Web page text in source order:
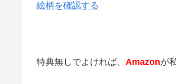
絵柄を確認する
特典無しでよければ、 Amazonが